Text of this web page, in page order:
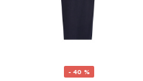
- 40 %